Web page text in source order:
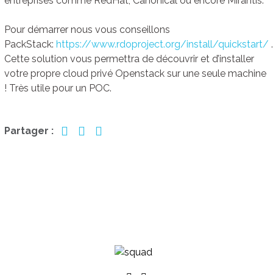
Pour démarrer nous vous conseillons
PackStack: https://www.rdoproject.org/install/quickstart/ .
Cette solution vous permettra de découvrir et d’installer
votre propre cloud privé Openstack sur une seule machine
! Très utile pour un POC.
Partager :